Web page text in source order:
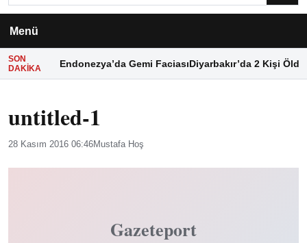
Menü
SON
DAKIKA
Endonezya’da Gemi FaciasıDiyarbakır’da 2 Kişi Öldü
untitled-1
28 Kasım 2016 06:46Mustafa Hoş
Gazeteport